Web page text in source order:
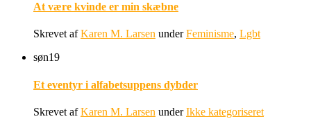
At være kvinde er min skæbne
Skrevet afKaren M. Larsen underFeminisme, Lgbt
søn19
Et eventyr i alfabetsuppens dybder
Skrevet afKaren M. Larsen underIkke kategoriseret